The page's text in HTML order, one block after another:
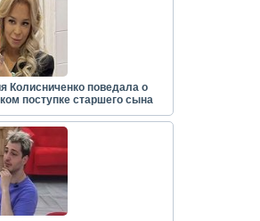
Колисниченко поведала о
поступке старшего сына